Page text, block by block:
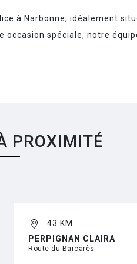
à Narbonne, idéalement
spéciale, notre
PROXIMITÉ
43 KM
PERPIGNAN CLAIRA
Route du Barcarès